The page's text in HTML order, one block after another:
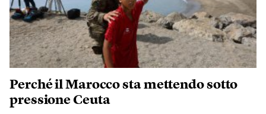
Perché il Marocco sta mettendo sotto
pressione Ceuta